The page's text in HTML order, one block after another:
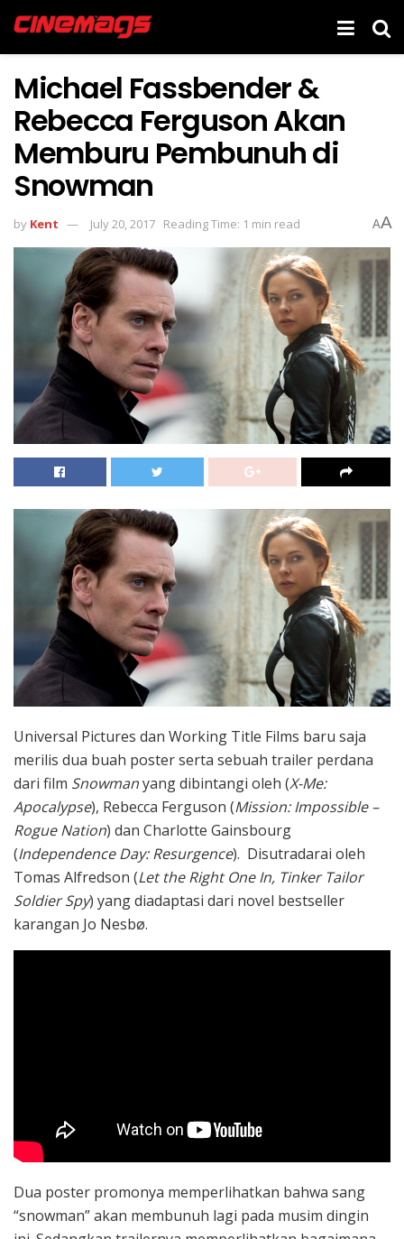
Michael Fassbender &
Rebecca Ferguson Akan
Memburu Pembunuh di
Snowman
by Kent July 20, 2017 Reading Time: 1 min read AA
Universal Pictures dan Working Title Films baru saja
merilis dua buah poster serta sebuah trailer perdana
dari film Snowmanyang dibintangi oleh (X-Me:
Apocalypse), Rebecca Ferguson (Mission: Impossible –
Rogue Nation) dan Charlotte Gainsbourg
(Independence Day: Resurgence). Disutradarai oleh
Tomas Alfredson (Let the Right One In, Tinker Tailor
Soldier Spy) yang diadaptasi dari novel bestseller
karangan Jo Nesbø.
Dua poster promonya memperlihatkan bahwa sang
“snowman” akan membunuh lagi pada musim dingin